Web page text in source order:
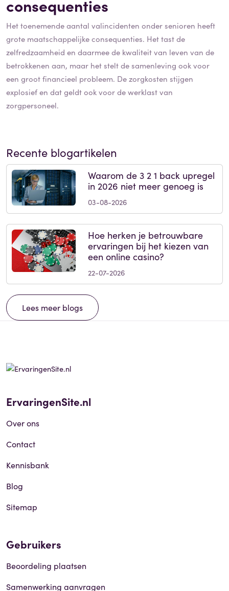
consequenties
Het toenemende aantal valincidenten onder senioren heeft
grote maatschappelijke consequenties. Het tast de
zelfredzaamheid en daarmee de kwaliteit van leven van de
betrokkenen aan, maar het stelt de samenleving ook voor
een groot financieel probleem. De zorgkosten stijgen
explosief en dat geldt ook voor de werklast van
zorgpersoneel.
Recente blogartikelen
Waarom de 3 2 1 back upregel
in 2026 niet meer genoeg is
03-08-2026
Hoe herken je betrouwbare
ervaringen bij het kiezen van
een online casino?
22-07-2026
Lees meer blogs
ErvaringenSite.nl
Over ons
Contact
Kennisbank
Blog
Sitemap
Gebruikers
Beoordeling plaatsen
Samenwerking aanvragen